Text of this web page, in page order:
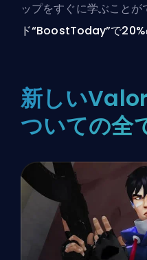
ップをすぐに学ぶことが
ド“BoostToday”で20%
新しい
ついての全